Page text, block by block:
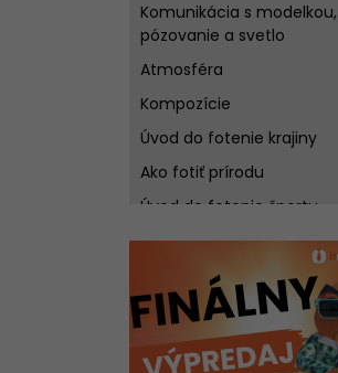
Komunikácia s modelkou,
pózovanie a svetlo
Atmosféra
Kompozície
Úvod do fotenie krajiny
Ako fotiť prírodu
Úvod do fotenie športu
Úvod do fotenie zvierat